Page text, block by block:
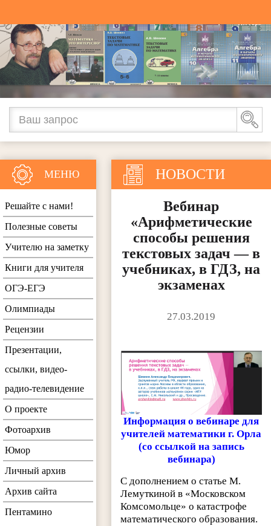
НОВОСТИ
Вебинар
«Арифметические
способы решения
текстовых задач — в
учебниках, в ГДЗ, на
экзаменах
27.03.2019
Информация о вебинаре для
учителей математики г. Орла
(со ссылкой на запись
вебинара)
С дополнением о статье М.
Лемуткиной в «Московском
Комсомольце» о катастрофе
математического образования.
МЕНЮ
Решайте с нами!
Полезные советы
Учителю на заметку
Книги для учителя
ОГЭ-ЕГЭ
Олимпиады
Рецензии
Презентации,
ссылки, видео-
радио-телевидение
О проекте
Фотоархив
Юмор
Личный архив
Архив сайта
Пентамино